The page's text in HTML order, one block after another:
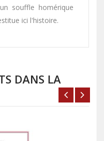
souffle homérique
ici l'histoire.
DANS LA